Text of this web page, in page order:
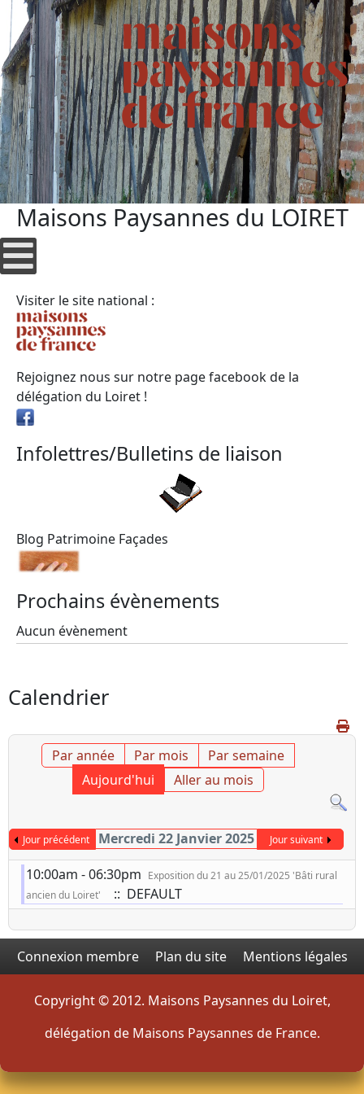
Maisons Paysannes du LOIRET
Visiter le site national :
Rejoignez nous sur notre page facebook de la
délégation du Loiret !
Infolettres/Bulletins de liaison
Blog Patrimoine Façades
Prochains évènements
Aucun évènement
Calendrier
Par année Par mois
Par semaine
Aujourd'hui
Aller au mois
Jour précédent Mercredi 22 Janvier 2025 Jour suivant
10:00am - 06:30pm Exposition du 21 au 25/01/2025 'Bâti rural
ancien du Loiret'
:: DEFAULT
Connexion membre Plan du site Mentions légales
Copyright © 2012. Maisons Paysannes du Loiret,
délégation de Maisons Paysannes de France.